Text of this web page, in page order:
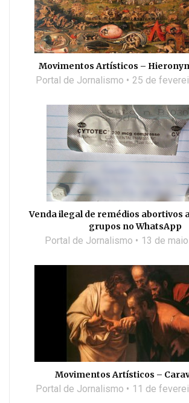
Movimentos Artísticos –
Portal de Jornalismo 25 de
Venda ilegal de remédios abortivos
grupos no WhatsApp
Portal de Jornalismo 13 de
Movimentos Artísticos –
Portal de Jornalismo 11 de